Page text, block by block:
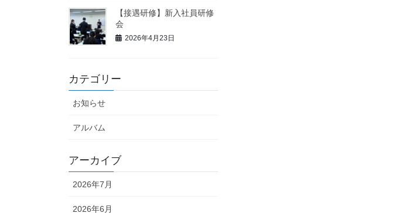
【接遇研修】新入社員研修
会
2026年4月23日
カテゴリー
お知らせ
アルバム
アーカイブ
2026年7月
2026年6月